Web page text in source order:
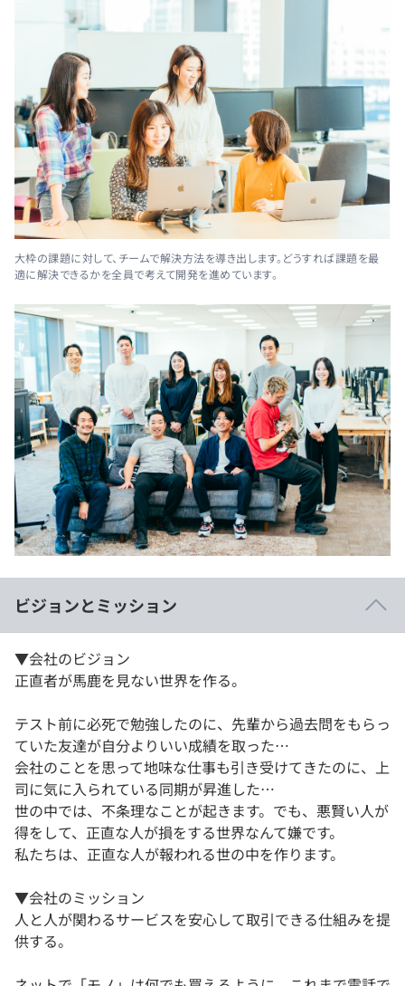
大枠の課題に対して、チームで解決方法を導き出します。どうすれば課題を最
適に解決できるかを全員で考えて開発を進めています。
ビジョンとミッション
▼会社のビジョン
正直者が馬鹿を見ない世界を作る。
テスト前に必死で勉強したのに、先輩から過去問をもらっ
ていた友達が自分よりいい成績を取った…
会社のことを思って地味な仕事も引き受けてきたのに、上
司に気に入られている同期が昇進した…
世の中では、不条理なことが起きます。でも、悪賢い人が
得をして、正直な人が損をする世界なんて嫌です。
私たちは、正直な人が報われる世の中を作ります。
▼会社のミッション
人と人が関わるサービスを安心して取引できる仕組みを提
供する。